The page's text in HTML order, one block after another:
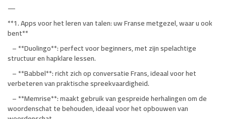
—
**1. Apps voor het leren van talen: uw Franse metgezel, waar u ook
bent**
– **Duolingo**: perfect voor beginners, met zijn spelachtige
structuur en hapklare lessen.
– **Babbel**: richt zich op conversatie Frans, ideaal voor het
verbeteren van praktische spreekvaardigheid.
– **Memrise**: maakt gebruik van gespreide herhalingen om de
woordenschat te behouden, ideaal voor het opbouwen van